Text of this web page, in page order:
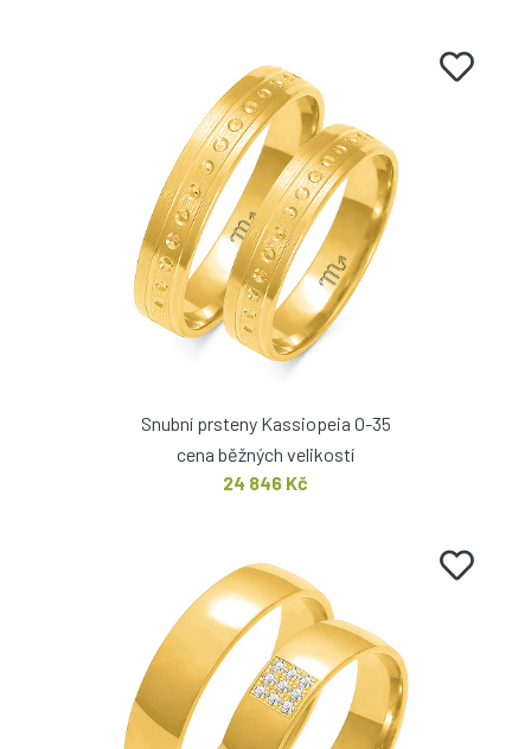
Snubní prsteny Kassiopeia O-35
cena běžných velikostí
24 846 Kč